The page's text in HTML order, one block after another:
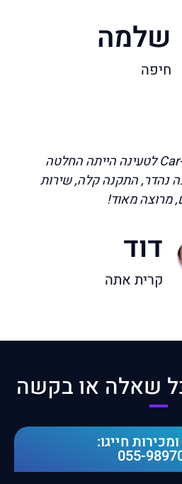
שלמה
חיפה
בחירה ב-Car-Charger לטעינה הייתה החלטה
נהדר, התקנה קלה, שירות
מרוצה מאוד!
דוד
קרית אתה
שאלה או בקשה​
חייגו:
055-